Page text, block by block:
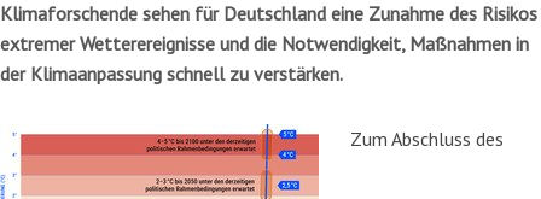
Klimaforschende sehen für Deutschland eine Zunahme des Risikos
extremer Wetterereignisse und die Notwendigkeit, Maßnahmen in
der Klimaanpassung schnell zu verstärken.
Zum Abschluss des